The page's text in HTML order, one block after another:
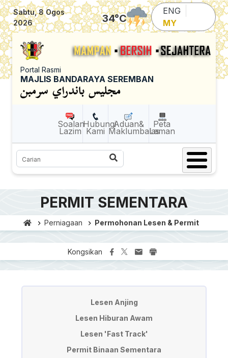
Skip to main content
Sabtu, 8 Ogos
2026
34°C
ENG
MY
Portal Rasmi
MAJLIS BANDARAYA SEREMBAN
Soalan
Lazim
Hubungi
Kami
Aduan&
Maklumbalas
Peta
Laman
Carian
PERMIT SEMENTARA
Perniagaan Permohonan Lesen & Permit
Kongsikan
Lesen Anjing
Lesen Hiburan Awam
Lesen 'Fast Track'
Permit Binaan Sementara